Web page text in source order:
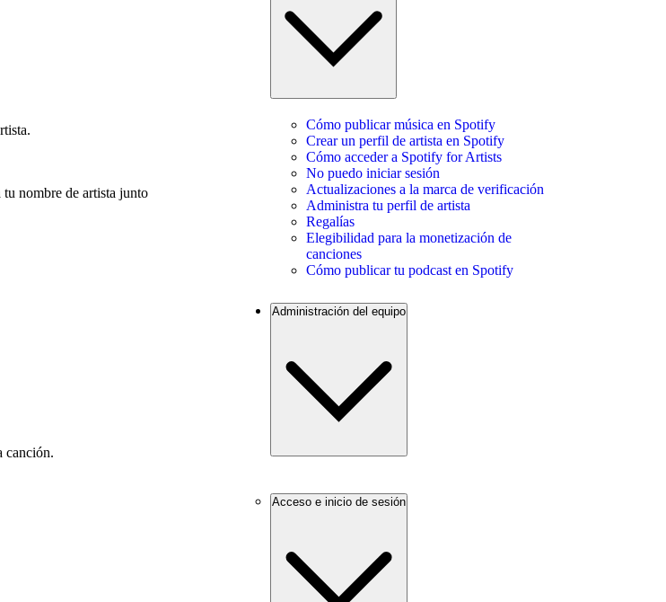
tu nombre de artista junto
canción.
Cómo publicar música en Spotify
Crear un perfil de artista en Spotify
Cómo acceder a Spotify for Artists
No puedo iniciar sesión
Actualizaciones a la marca de verificación
Administra tu perfil de artista
Regalías
Elegibilidad para la monetización de
canciones
Cómo publicar tu podcast en Spotify
Administración del equipo
Acceso e inicio de sesión